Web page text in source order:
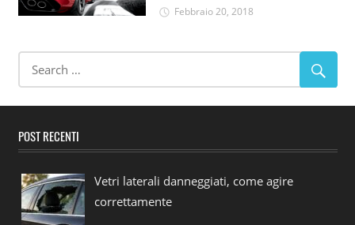
Febbraio 20, 2018
POST RECENTI
Vetri laterali danneggiati, come agire
correttamente